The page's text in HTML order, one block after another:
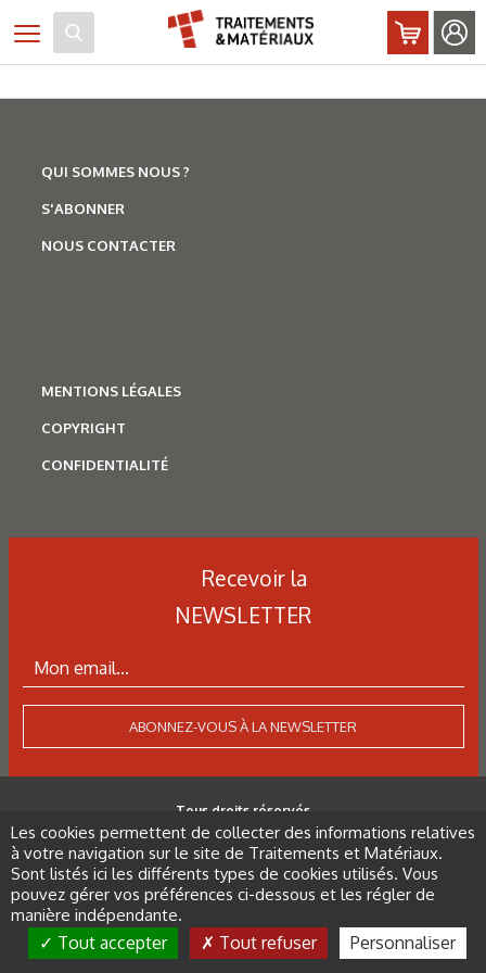
Toggle navigation
QUI SOMMES NOUS ?
S'ABONNER
NOUS CONTACTER
MENTIONS LÉGALES
COPYRIGHT
CONFIDENTIALITÉ
Recevoir la
NEWSLETTER
ABONNEZ-VOUS À LA NEWSLETTER
Tous droits réservés
Panneau de gestion des cookies
Les cookies permettent de collecter des informations relatives
à votre navigation sur le site de Traitements et Matériaux.
Sont listés ici les différents types de cookies utilisés. Vous
pouvez gérer vos préférences ci-dessous et les régler de
manière indépendante.
Tout accepter Tout refuser Personnaliser